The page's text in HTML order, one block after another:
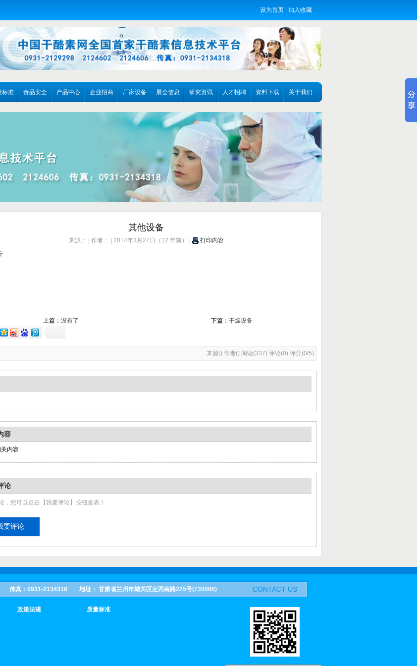
设为首页 加入收藏
标准 食品安全 产品中心 企业招商 厂家设备 展会信息 研究资讯 人才招聘 资料下载 关于我们
其他设备
来源： | 作者： | 2014年3月27日（ 12 年前） | 打印内容
上篇： 没有了 下篇： 干燥设备
来源() 作者() 阅读(337) 评论(0) 评分(0/5)
容
内容
论
，您可以点击【我要评论】按钮发表！
CONTACT US
真：0931-2134318 地址： 甘肃省兰州市城关区定西南路225号(730000)
政策法规 质量标准